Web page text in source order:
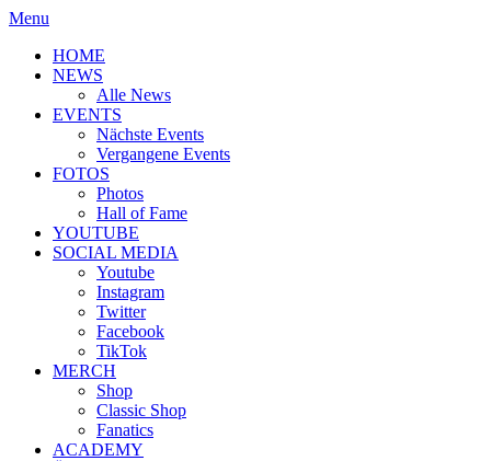
Menu
HOME
NEWS
Alle News
EVENTS
Nächste Events
Vergangene Events
FOTOS
Photos
Hall of Fame
YOUTUBE
SOCIAL MEDIA
Youtube
Instagram
Twitter
Facebook
TikTok
MERCH
Shop
Classic Shop
Fanatics
ACADEMY